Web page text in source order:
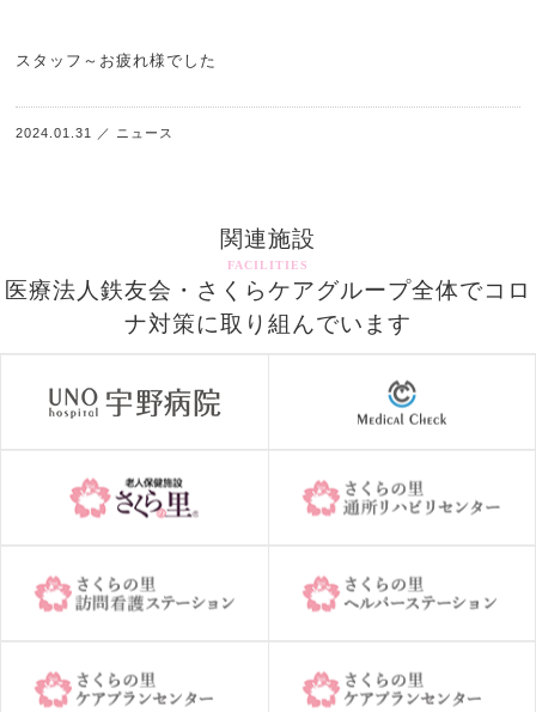
スタッフ～お疲れ様でした
2024.01.31 ／ ニュース
関連施設
FACILITIES
医療法人鉄友会・さくらケアグループ全体でコロ
ナ対策に取り組んでいます